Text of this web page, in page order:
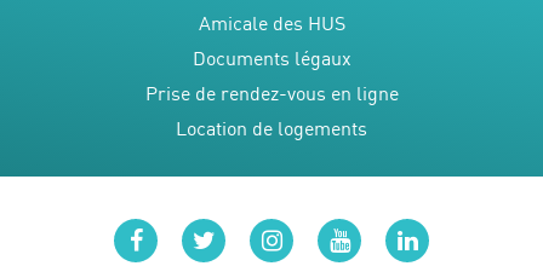
Amicale des HUS
Documents légaux
Prise de rendez-vous en ligne
Location de logements
facebooktwitterinstagram
youtubelinkedin